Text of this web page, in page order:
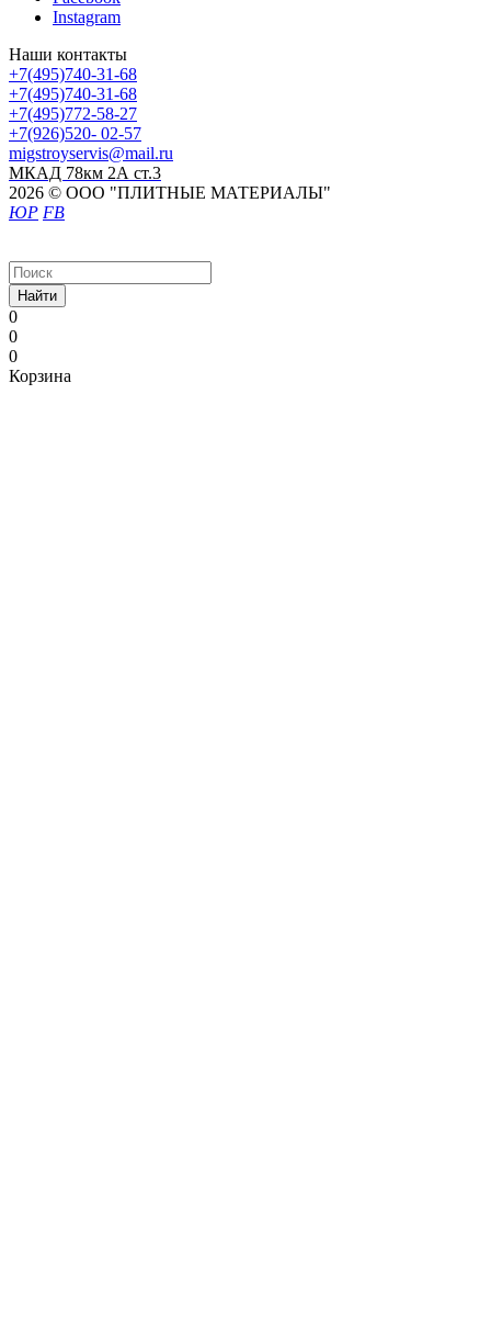
Instagram
Наши контакты
+7(495)740-31-68
+7(495)740-31-68
+7(495)772-58-27
+7(926)520- 02-57
migstroyservis@mail.ru
МКАД 78км 2А ст.3
2026 © ООО "ПЛИТНЫЕ МАТЕРИАЛЫ"
ЮР FB
Найти
0
0
0
Корзина